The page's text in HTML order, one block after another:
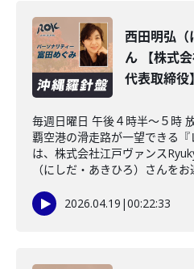
西田明弘（
ん 【株式
代表取締役】
毎週日曜日 午後４時半～５時
覇空港の滑走路が一望できる
は、株式会社江戸ヴァンス
（にしだ・あきひろ）さんをお
2026.04.19 |00:22:33